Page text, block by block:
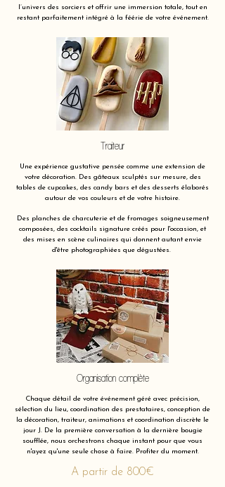
l’univers des sorciers et offrir une immersion totale, tout en
restant parfaitement intégré à la féérie de votre événement.
Traiteur
Une expérience gustative pensée comme une extension de
votre décoration. Des gâteaux sculptés sur mesure, des
tables de cupcakes, des candy bars et des desserts élaborés
autour de vos couleurs et de votre histoire.
Des planches de charcuterie et de fromages soigneusement
composées, des cocktails signature créés pour l'occasion, et
des mises en scène culinaires qui donnent autant envie
d'être photographiées que dégustées.
Organisation complète
Chaque détail de votre événement géré avec précision,
sélection du lieu, coordination des prestataires, conception de
la décoration, traiteur, animations et coordination discrète le
jour J. De la première conversation à la dernière bougie
soufflée, nous orchestrons chaque instant pour que vous
n'ayez qu'une seule chose à faire. Profiter du moment.
A partir de 800€